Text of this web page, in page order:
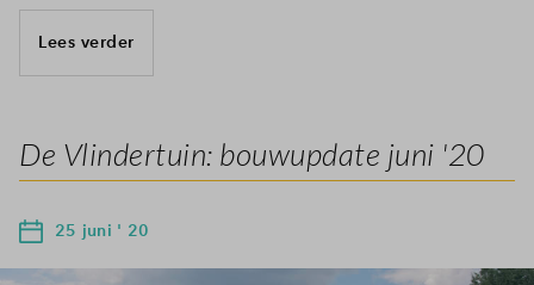
Lees verder
De Vlindertuin: bouwupdate juni '20
25 juni ' 20